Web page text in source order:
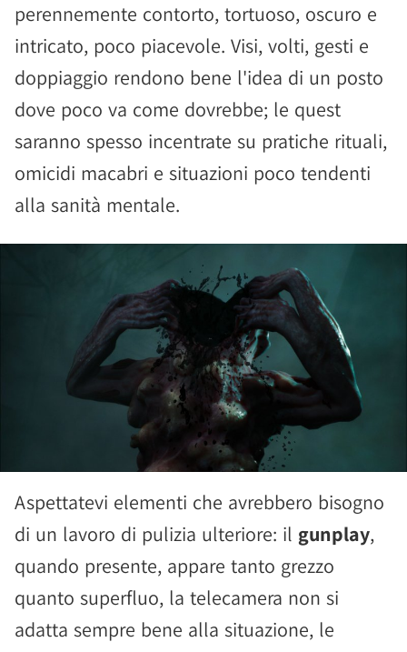
perennemente contorto, tortuoso, oscuro e
intricato, poco piacevole. Visi, volti, gesti e
doppiaggio rendono bene l'idea di un posto
dove poco va come dovrebbe; le quest
saranno spesso incentrate su pratiche rituali,
omicidi macabri e situazioni poco tendenti
alla sanità mentale.
Aspettatevi elementi che avrebbero bisogno
di un lavoro di pulizia ulteriore: il gunplay,
quando presente, appare tanto grezzo
quanto superfluo, la telecamera non si
adatta sempre bene alla situazione, le